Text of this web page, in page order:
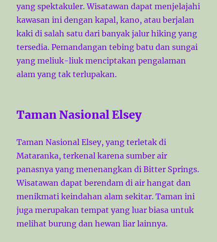
yang spektakuler. Wisatawan dapat menjelajahi
kawasan ini dengan kapal, kano, atau berjalan
kaki di salah satu dari banyak jalur hiking yang
tersedia. Pemandangan tebing batu dan sungai
yang meliuk-liuk menciptakan pengalaman
alam yang tak terlupakan.
Taman Nasional Elsey
Taman Nasional Elsey, yang terletak di
Mataranka, terkenal karena sumber air
panasnya yang menenangkan di Bitter Springs.
Wisatawan dapat berendam di air hangat dan
menikmati keindahan alam sekitar. Taman ini
juga merupakan tempat yang luar biasa untuk
melihat burung dan hewan liar lainnya.